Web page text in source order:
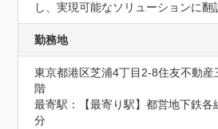
し、実現可能なソリューションに翻
勤務地
東京都港区芝浦4丁目2-8住友不動
階
最寄駅：【最寄り駅】都営地下鉄各
分